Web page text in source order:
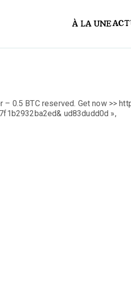
À LA UNE
0.5 BTC reserved. Get now >>
ud83dudd0d »,